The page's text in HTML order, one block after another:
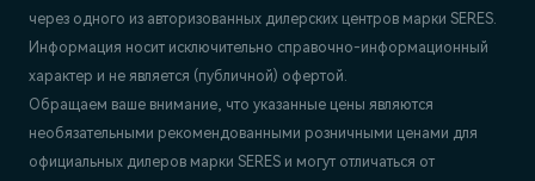
через одного из авторизованных дилерских центров марки SERES.
Информация носит исключительно справочно-информационный
характер и не является (публичной) офертой.
Обращаем ваше внимание, что указанные цены являются
необязательными рекомендованными розничными ценами для
официальных дилеров марки SERES и могут отличаться от